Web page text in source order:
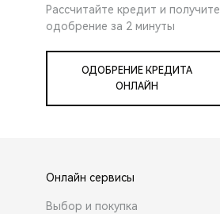
Рассчитайте кредит и получите
одобрение за 2 минуты
ОДОБРЕНИЕ КРЕДИТА
ОНЛАЙН
Онлайн сервисы
Выбор и покупка